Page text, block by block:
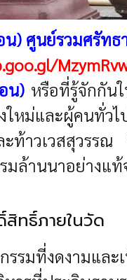
ศูนย์รวมศรัทธ
น) หรือที่รู้จักกัน
ใหม่และผู้คนทั่
ท้าวเวสสุวรร
ล้านนาอย่างแท้
ทธิ์ภายในวัด
รมที่งดงามแล